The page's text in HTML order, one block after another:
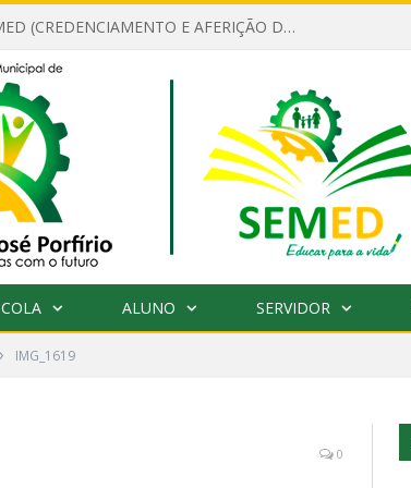
EDITAL Nº 001/2025 – SEMED (CREDENCIAMENTO E AFERIÇÃO DE CRITÉRIOS TÉCNICOS DE MÉRITO E DESEMPENHO PARA PROVIMENTO DO CARGO OU FUNÇÃO DE GESTOR ESCOLAR DAS UNIDADES DE ENSINO DA REDE MUNICIPAL DE SENADOR JO)
ALUNO SERVIDOR
IMG_1619
0